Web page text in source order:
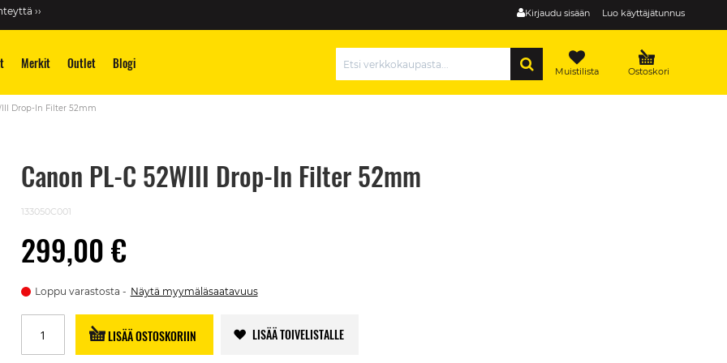
Kirjaudu sisään Luo käyttäjätunnus
››
Merkit Outlet Blogi Ostoskori
Muistilista
Drop-In Filter 52mm
Canon PL-C 52WIII Drop-In Filter 52mm
133050C001
299,00 €
Loppu varastosta Näytä myymäläsaatavuus
LISÄÄ OSTOSKORIIN LISÄÄ TOIVELISTALLE